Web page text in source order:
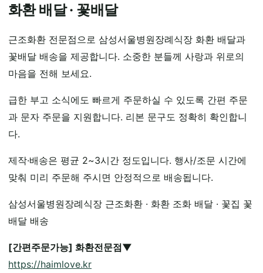
화환 배달 · 꽃배달
근조화환 전문점으로 삼성서울병원장례식장 화환 배달과
꽃배달 배송을 제공합니다. 소중한 분들께 사랑과 위로의
마음을 전해 보세요.
급한 부고 소식에도 빠르게 주문하실 수 있도록 간편 주문
과 문자 주문을 지원합니다. 리본 문구도 정확히 확인합니
다.
제작·배송은 평균 2~3시간 정도입니다. 행사/조문 시간에
맞춰 미리 주문해 주시면 안정적으로 배송됩니다.
삼성서울병원장례식장 근조화환 · 화환 조화 배달 · 꽃집 꽃
배달 배송
[간편주문가능] 화환전문점▼
https://haimlove.kr